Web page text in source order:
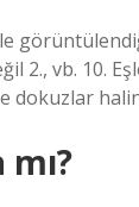
2., vb. 10.
dokuzlar
mı?